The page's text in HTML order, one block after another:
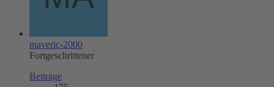
maveric-2000
Fortgeschrittener
Beiträge